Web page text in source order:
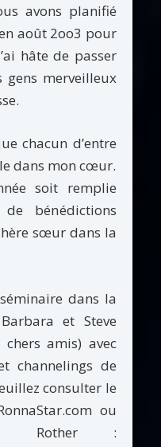
avons planifié
août 2oo3 pour
hâte de passer
gens merveilleux
chacun d’entre
dans mon cœur.
soit remplie
bénédictions
sœur dans la
dans la
et Steve
amis) avec
channelings de
consulter le
ou
Rother :